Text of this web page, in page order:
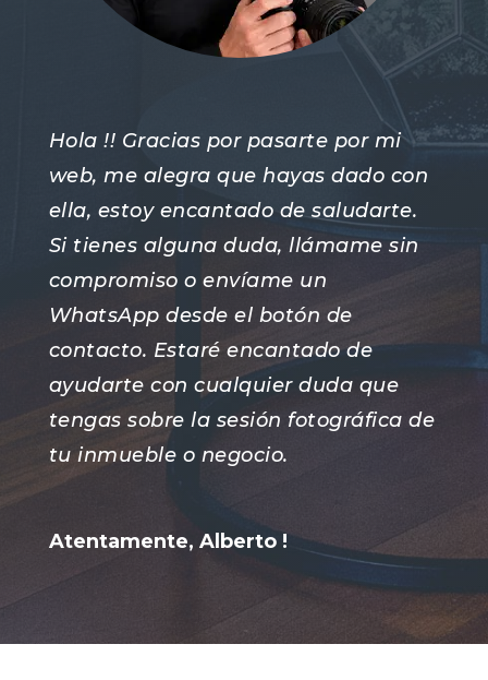
Hola !! Gracias por pasarte por mi
web, me alegra que hayas dado con
ella, estoy encantado de saludarte.
Si tienes alguna duda, llámame sin
compromiso o envíame un
WhatsApp desde el botón de
contacto. Estaré encantado de
ayudarte con cualquier duda que
tengas sobre la sesión fotográfica de
tu inmueble o negocio.
Atentamente, Alberto !